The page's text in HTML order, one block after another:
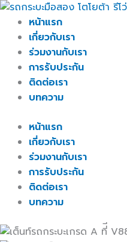
Skip
content
หน้าแรก
เกี่ยวกับเรา
ร่วมงานกับเรา
การรับประกัน
ติดต่อเรา
บทความ
หน้าแรก
เกี่ยวกับเรา
ร่วมงานกับเรา
การรับประกัน
ติดต่อเรา
บทความ